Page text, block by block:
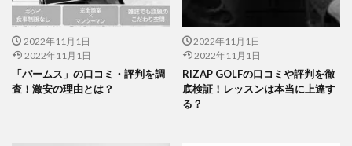
2022年11月1日
2022年11月1日
「パームス」の口コミ・評判を調
査！激安の理由とは？
2022年11月1日
2022年11月1日
RIZAP GOLFの口コミや評判を徹
底検証！レッスンは本当に上達す
る？